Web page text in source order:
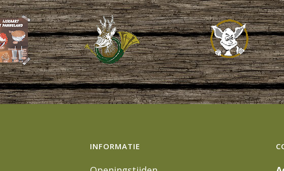
INFORMATIE